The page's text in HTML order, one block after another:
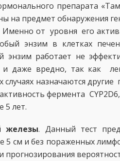
препарата
на предмет обнаружения
от уровня его
энзим в клетках
энзим работает не
и даже вредно, так как
назначаются
фермента
5 лет.
железы. Данный тест
см и без пораженных
прогнозирования